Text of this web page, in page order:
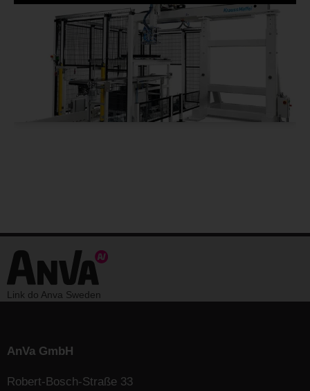
Link do Anva Sweden
AnVa GmbH
Robert-Bosch-Straße 33